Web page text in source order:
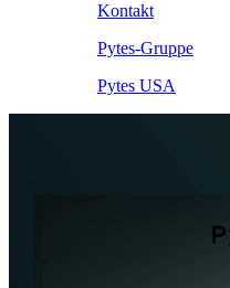
Kontakt
Pytes-Gruppe
Pytes USA